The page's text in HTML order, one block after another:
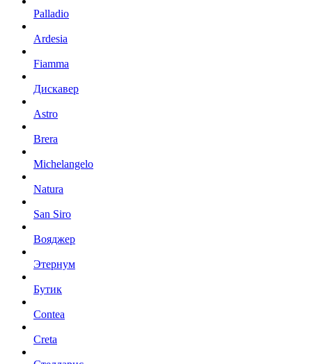
Palladio
Ardesia
Fiamma
Дискавер
Astro
Brera
Michelangelo
Natura
San Siro
Вояджер
Этернум
Бутик
Contea
Creta